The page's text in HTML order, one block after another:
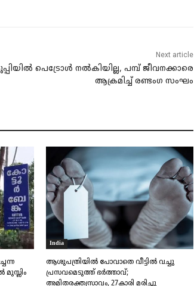
Next article
പെട്രോള്‍ നൽകിയില്ല, പമ്പ് ജീവനക്കാരെ
ആക്രമിച്ച് രണ്ടംഗ സംഘം
India
ആശുപത്രിയിൽ പോവാതെ വീട്ടിൽ വച്ചു
പ്രസവമെടുത്ത് ഭർത്താവ്;
അമിതരക്തസ്രാവം, 27കാരി മരിച്ചു